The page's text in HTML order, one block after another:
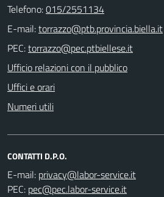
Telefono:015/2551134
E-mail:
PEC:
Ufficio relazioni con il pubblico
Uffici e orari
Numeri utili
CONTATTI D.P.O.
E-mail:
PEC: